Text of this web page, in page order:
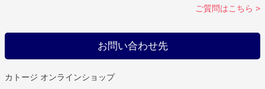
ご質問はこちら >
お問い合わせ先
カトージ オンラインショップ